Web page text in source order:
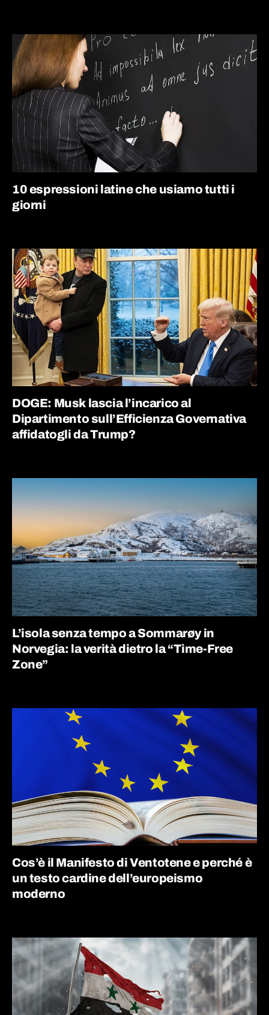
10 espressioni latine che usiamo tutti i
giorni
DOGE: Musk lascia l’incarico al
Dipartimento sull’Efficienza Governativa
affidatogli da Trump?
L’isola senza tempo a Sommarøy in
Norvegia: la verità dietro la “Time-Free
Zone”
Cos’è il Manifesto di Ventotene e perché è
un testo cardine dell’europeismo
moderno